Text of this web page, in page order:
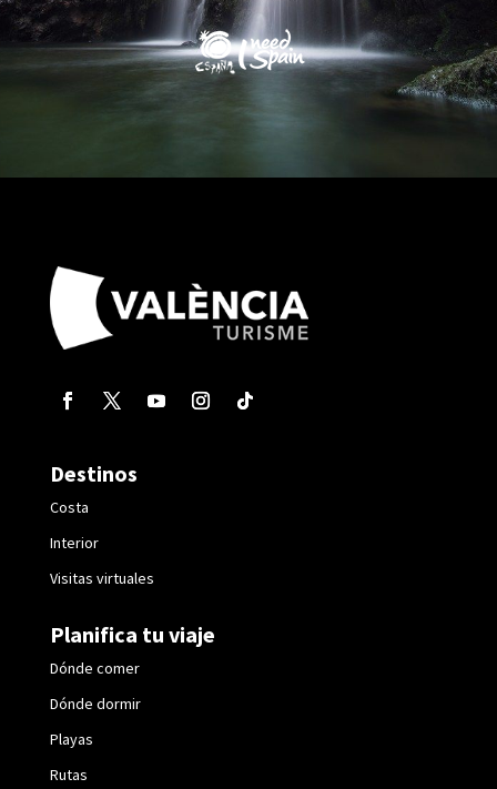
Destinos
Costa
Interior
Visitas virtuales
Planifica tu viaje
Dónde comer
Dónde dormir
Playas
Rutas